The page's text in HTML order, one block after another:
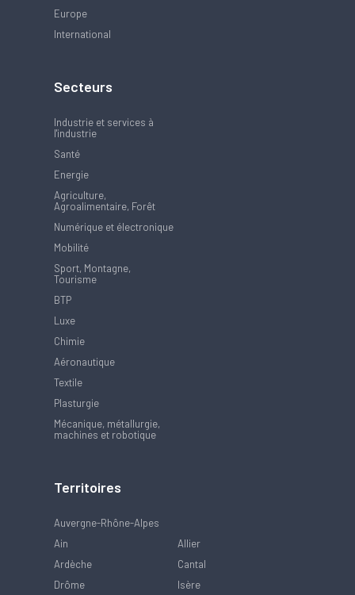
Europe
International
Secteurs
Industrie et services à
l'industrie
Santé
Energie
Agriculture,
Agroalimentaire, Forêt
Numérique et électronique
Mobilité
Sport, Montagne,
Tourisme
BTP
Luxe
Chimie
Aéronautique
Textile
Plasturgie
Mécanique, métallurgie,
machines et robotique
Territoires
Auvergne-Rhône-Alpes
Ain
Allier
Ardèche
Cantal
Drôme
Isère